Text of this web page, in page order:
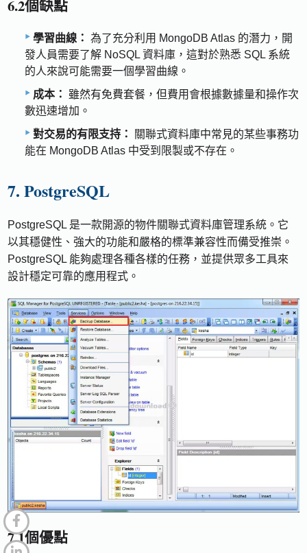
6.2個缺點
學習曲線： 為了充分利用 MongoDB Atlas 的潛力，開
發人員需要了解 NoSQL 資料庫，這對於熟悉 SQL 系統
的人來說可能需要一個學習曲線。
成本：
雖然有免費套餐，但費用會根據數據量和操作次
數迅速增加。
對交易的有限支持：
關聯式資料庫中常見的某些事務功
能在 MongoDB Atlas 中受到限製或不存在。
7. PostgreSQL
PostgreSQL 是一款開源的物件關聯式資料庫管理系統。它
以其穩健性、強大的功能和嚴格的標準兼容性而備受推崇。
PostgreSQL 能夠處理各種各樣的任務，並提供眾多工具來
設計穩定可靠的應用程式。
7.1個優點